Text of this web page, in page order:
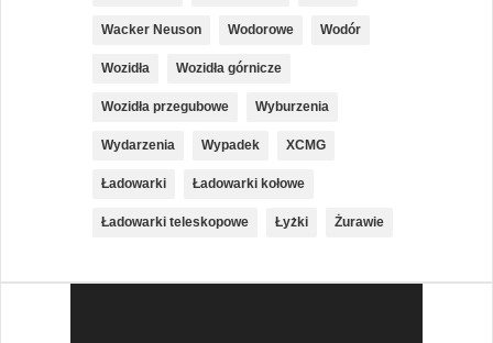
Wacker Neuson Wodorowe Wodór
Wozidła Wozidła górnicze
Wozidła przegubowe Wyburzenia
Wydarzenia Wypadek XCMG
Ładowarki Ładowarki kołowe
Ładowarki teleskopowe Łyżki Żurawie